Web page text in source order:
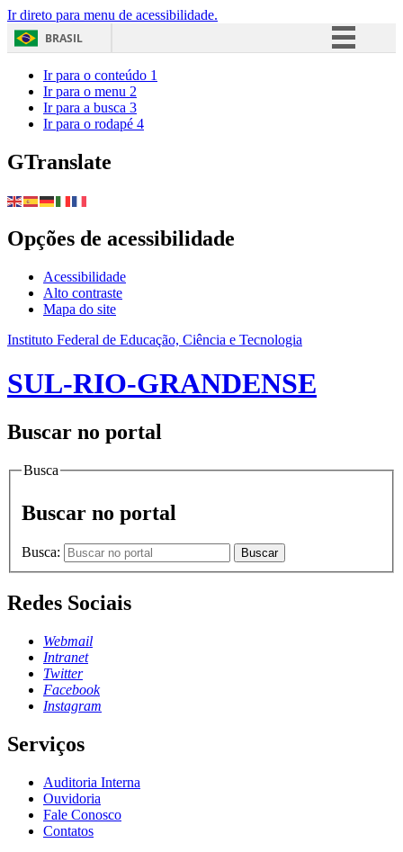
Ir direto para menu de acessibilidade.
BRASIL
Ir para o conteúdo 1
Ir para o menu 2
Ir para a busca 3
Ir para o rodapé 4
GTranslate
Opções de acessibilidade
Acessibilidade
Alto contraste
Mapa do site
Instituto Federal de Educação, Ciência e Tecnologia
SUL-RIO-GRANDENSE
Buscar no portal
Busca
Buscar no portal
Busca: Buscar
Redes Sociais
Webmail
Intranet
Twitter
Facebook
Instagram
Serviços
Auditoria Interna
Ouvidoria
Fale Conosco
Contatos